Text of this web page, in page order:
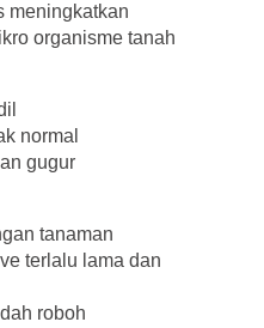
meningkatkan
organisme tanah
normal
gugur
tanaman
terlalu lama dan
roboh